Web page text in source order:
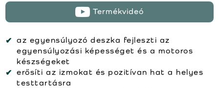
Termékvideó
az egyensúlyozó deszka fejleszti az
egyensúlyozási képességet és a motoros
készségeket
erősíti az izmokat és pozitívan hat a helyes
testtartásra